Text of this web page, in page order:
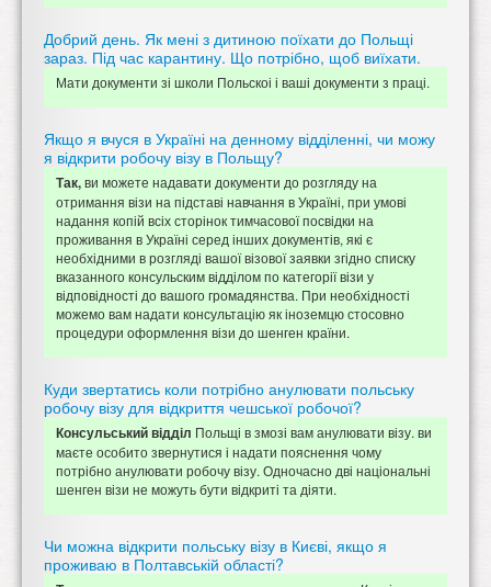
Добрий день. Як мені з дитиною поїхати до Польщі
зараз. Під час карантину. Що потрібно, щоб виїхати.
Мати документи зі школи Польскоі і ваші документи з праці.
Якщо я вчуся в Україні на денному відділенні, чи можу
я відкрити робочу візу в Польщу?
Так,ви можете надавати документи до розгляду на
отримання візи на підставі навчання в Україні, при умові
надання копій всіх сторінок тимчасової посвідки на
проживання в Україні серед інших документів, які є
необхідними в розгляді вашої візової заявки згідно списку
вказанного консульским відділом по категорії візи у
відповідності до вашого громадянства. При необхідності
можемо вам надати консультацію як іноземцю стосовно
процедури оформлення візи до шенген країни.
Куди звертатись коли потрібно анулювати польську
робочу візу для відкриття чешської робочої?
Консульський відділ Польщі в змозі вам анулювати візу. ви
маєте особито звернутися і надати пояснення чому
потрібно анулювати робочу візу. Одночасно дві національні
шенген візи не можуть бути відкриті та діяти.
Чи можна відкрити польську візу в Києві, якщо я
проживаю в Полтавській області?